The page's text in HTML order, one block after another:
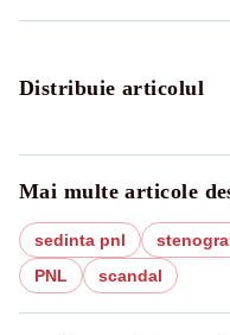
Distribuie articolul
Mai multe articole
sedinta pnl
PNL
scandal